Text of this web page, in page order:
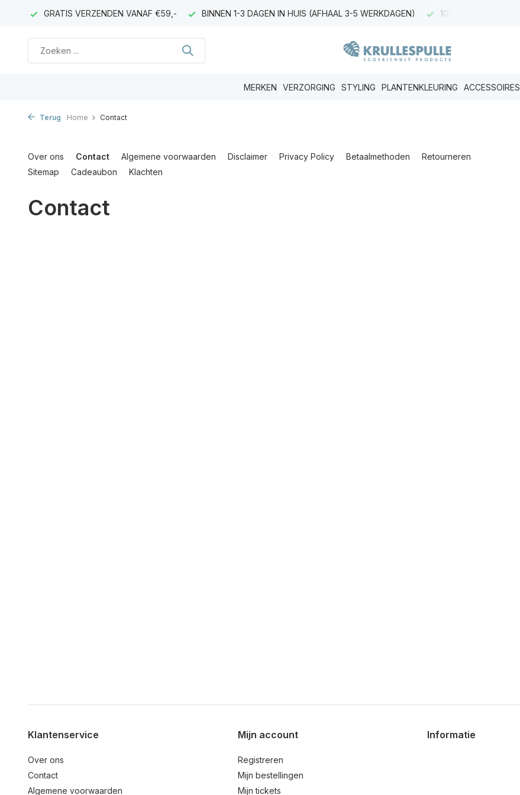
GRATIS VERZENDEN VANAF €59,- BINNEN 1-3 DAGEN IN HUIS (AFHAAL 3-5 WERKDAGEN) 100% ECO & CG
MERKEN VERZORGING STYLING PLANTENKLEURING ACCESSOIRES
Terug Home Contact
Over ons Contact Algemene voorwaarden Disclaimer Privacy Policy Betaalmethoden
Retourneren
Sitemap
Cadeaubon Klachten
Contact
Klantenservice
Over ons
Contact
Algemene voorwaarden
Mijn account
Registreren
Mijn bestellingen
Mijn tickets
Informatie